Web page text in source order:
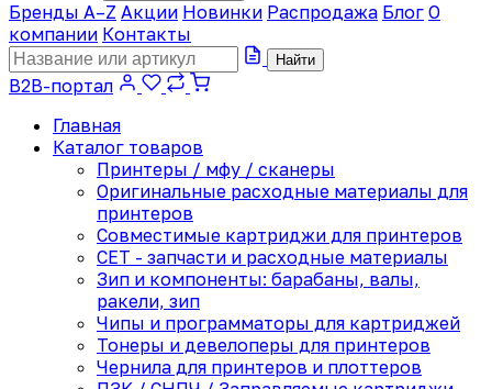
Бренды A–Z Акции Новинки Распродажа Блог О
компании Контакты
Найти
B2B-портал
Главная
Каталог товаров
Принтеры / мфу / сканеры
Оригинальные расходные материалы для
принтеров
Совместимые картриджи для принтеров
CET - запчасти и расходные материалы
Зип и компоненты: барабаны, валы,
ракели, зип
Чипы и программаторы для картриджей
Тонеры и девелоперы для принтеров
Чернила для принтеров и плоттеров